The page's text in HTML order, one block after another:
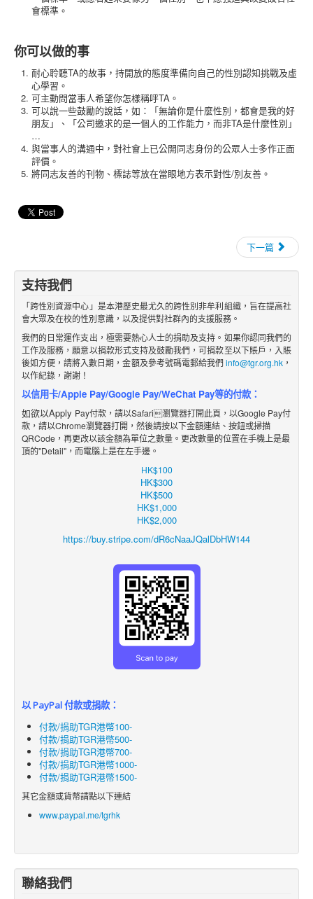
會標準。
你可以做的事
耐心聆聽TA的故事，持開放的態度準備向自己的性別認知挑戰及虛
心學習。
可主動問當事人希望你怎樣稱呼TA。
可以說一些鼓勵的說話，如：「無論你是什麼性別，都會是我的好
朋友」、「公司邀求的是一個人的工作能力，而非TA是什麼性別」
…
與當事人的溝通中，對社會上已公開同志身份的公眾人士多作正面
評價。
將同志友善的刊物、標誌等放在當眼地方表示對性/別友善。
下一篇
支持我們
「跨性別資源中心」是本港歷史最尤久的跨性別非牟利組織，旨在提高社
會大眾及在校的性別意識，以及提供對社群內的支援服務。
我們的日常運作支出，極需要熱心人士的捐助及支持。如果你認同我們的
工作及服務，願意以捐款形式支持及鼓勵我們，可捐款至以下賬戶，入賬
後如方便，請將入數日期，金額及參考號碼電郵給我們info@tgr.org.hk，
以作紀錄，謝謝！
以信用卡/Apple Pay/Google Pay/WeChat Pay等的付款：
如欲以Apply Pay付款，請以Safari瀏覽器打開此頁，以Google Pay付
款，請以Chrome瀏覽器打開，然後請按以下金額連結 、 按鈕或掃描
QRCode，再更改以該金額為單位之數量。更改數量的位置在手機上是最
頂的"Detail"，而電腦上是在左手邊。
HK$100
HK$300
HK$500
HK$1,000
HK$2,000
https://buy.stripe.com/dR6cNaaJQalDbHW144
以 PayPal 付款或捐款：
付款/捐助TGR港幣100-
付款/捐助TGR港幣500-
付款/捐助TGR港幣700-
付款/捐助TGR港幣1000-
付款/捐助TGR港幣1500-
其它金額或貨幣請點以下連結
www.paypal.me/tgrhk
聯絡我們